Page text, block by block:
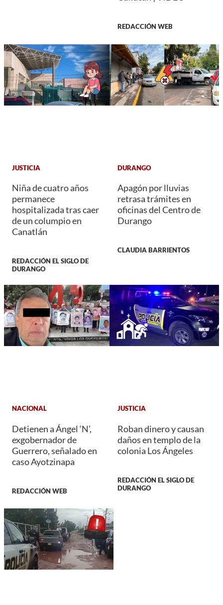
REDACCIÓN WEB
JUSTICIA
Niña de cuatro años
permanece
hospitalizada tras caer
de un columpio en
Canatlán
REDACCIÓN EL SIGLO DE
DURANGO
DURANGO
Apagón por lluvias
retrasa trámites en
oficinas del Centro de
Durango
CLAUDIA BARRIENTOS
NACIONAL
Detienen a Ángel ‘N’,
exgobernador de
Guerrero, señalado en
caso Ayotzinapa
REDACCIÓN WEB
JUSTICIA
Roban dinero y causan
daños en templo de la
colonia Los Ángeles
REDACCIÓN EL SIGLO DE
DURANGO